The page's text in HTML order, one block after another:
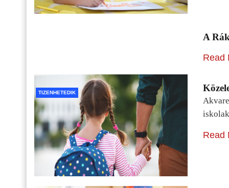
A
Read
TIZENHETEDIK
Read